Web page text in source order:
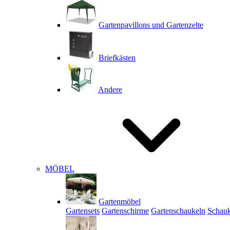
Gartenpavillons und Gartenzelte
Briefkästen
Andere
MÖBEL
Gartenmöbel
Gartensets Gartenschirme Gartenschaukeln